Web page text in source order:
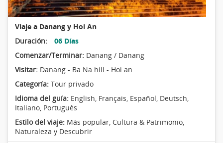
Viaje a Danang y Hoi An
Duración:
06 Días
Comenzar/Terminar: Danang / Danang
Visitar: Danang - Ba Na hill - Hoi an
Categoría: Tour privado
Idioma del guía: English, Français, Español, Deutsch,
Italiano, Português
Estilo del viaje: Más popular, Cultura & Patrimonio,
Naturaleza y Descubrir